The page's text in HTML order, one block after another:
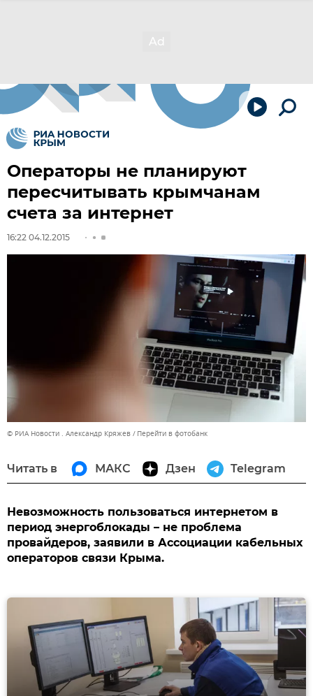
Операторы не планируют
пересчитывать крымчанам
счета за интернет
16:22 04.12.2015
© РИА Новости . Александр Кряжев Перейти в фотобанк
Читать в МАКС Дзен Telegram
Невозможность пользоваться интернетом в
период энергоблокады – не проблема
провайдеров, заявили в Ассоциации кабельных
операторов связи Крыма.